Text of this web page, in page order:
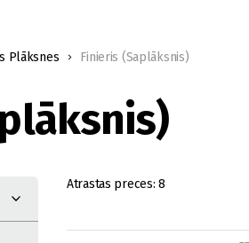
Plāksnes Finieris (Saplāksnis)
Atrastas preces: 8